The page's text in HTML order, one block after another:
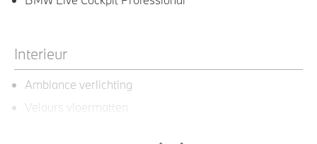
Interieur
Ambiance verlichting
Velours vloermatten